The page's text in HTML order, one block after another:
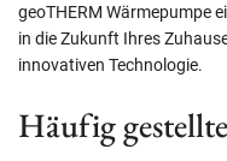
geoTHERM Wärmepumpe
in die Zukunft Ihres
innovativen Technologie.
Häufig